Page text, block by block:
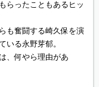
らったこともあるヒッ
も奮闘する崎久保を演
いる永野芽郁。
、何やら理由があ